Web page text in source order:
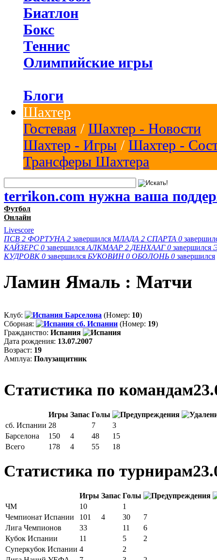
Биатлон
Бокс
Теннис
Олимпийские игры
Блоги
Шахтер
Гостевая / Шахтер - Новости
Шахтер - Игры / Шахтер -
Трансферы Шахтера
terrikon.com нужна ваша
Футбол
Онлайн
Livescore
ПСВ 2 ФОРТУНА 2 завершился МЛАДА 2 СПАРТА 0
КАЙЗЕРС 0 завершился АЛКМААР 2 ДЕНХААГ 0 завершился
КУДРОВК 0 завершился БУКОВИН 0 ОБОЛОНЬ 0 завершился
Ламин Ямаль : Матчи
Клуб: Барселона (Номер: 10)
Сборная:
сб. Испании (Номер: 19)
Гражданство: Испания
Дата рождения: 13.07.2007
Возраст: 19
Амплуа: Полузащитник
Статистика по командам
Игры Запас Голы
сб. Испании 28 7
3
Барселона
150 4 48
15
Всего
178 4 55 18
Статистика по турнирам
Игры Запас Голы
ЧМ
10
1
Чемпионат Испании
101 4 30
7
Лига Чемпионов
33 11
6
Кубок Испании
11 5
2
Суперкубок Испании 4
2